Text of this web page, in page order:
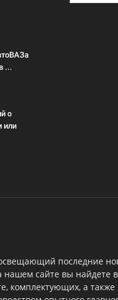
...
о
или
последние
сайте вы
комплектующих, а